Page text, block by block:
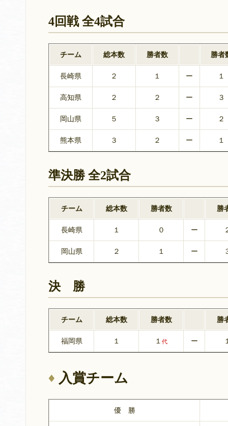
4回戦 全4試合
チーム 総本数 勝者数 勝者
長崎県 ２ １ ー １
高知県 ２ ２ ー ３
岡山県 ５ ３ ー ２
熊本県 ３ ２ ー １
準決勝 全2試合
チーム 総本数 勝者数 勝
長崎県 １ ０ ー
岡山県 ２ １ ー
決 勝
チーム 総本数 勝者数 勝
福岡県 １ １ 代 ー
入賞チーム
優 勝